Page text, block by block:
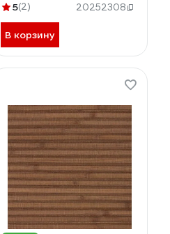
5(2) 20252308
В корзину